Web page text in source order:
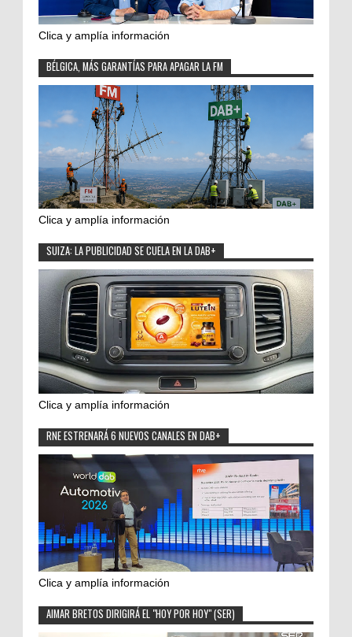
Clica y amplía información
BÉLGICA, MÁS GARANTÍAS PARA APAGAR LA FM
Clica y amplía información
SUIZA: LA PUBLICIDAD SE CUELA EN LA DAB+
Clica y amplía información
RNE ESTRENARÁ 6 NUEVOS CANALES EN DAB+
Clica y amplía información
AIMAR BRETOS DIRIGIRÁ EL "HOY POR HOY" (SER)